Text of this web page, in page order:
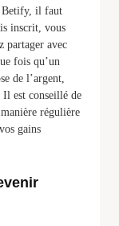
Betify, il faut
inscrit, vous
partager avec
fois qu’un
de l’argent,
Il est conseillé de
régulière
gains